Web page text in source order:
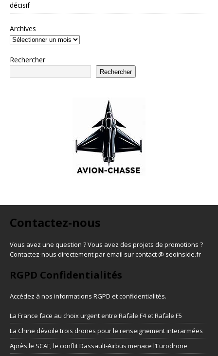
décisif
Archives
Rechercher
Rechercher
Contactez-nous
Vous avez une question ? Vous avez des projets de promotions ?
Contactez-nous directement par email sur contact @ seoinside.fr
RGPD Confidentialités
Accédez à nos informations RGPD et confidentialités.
La France face au choix urgent entre Rafale F4 et Rafale F5
La Chine dévoile trois drones pour le renseignement interarmées
Après le SCAF, le conflit Dassault-Airbus menace l’Eurodrone